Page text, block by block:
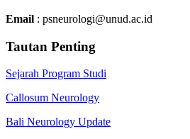
Email : psneurologi@unud.ac.id
Tautan Penting
Sejarah Program Studi
Callosum Neurology
Bali Neurology Update